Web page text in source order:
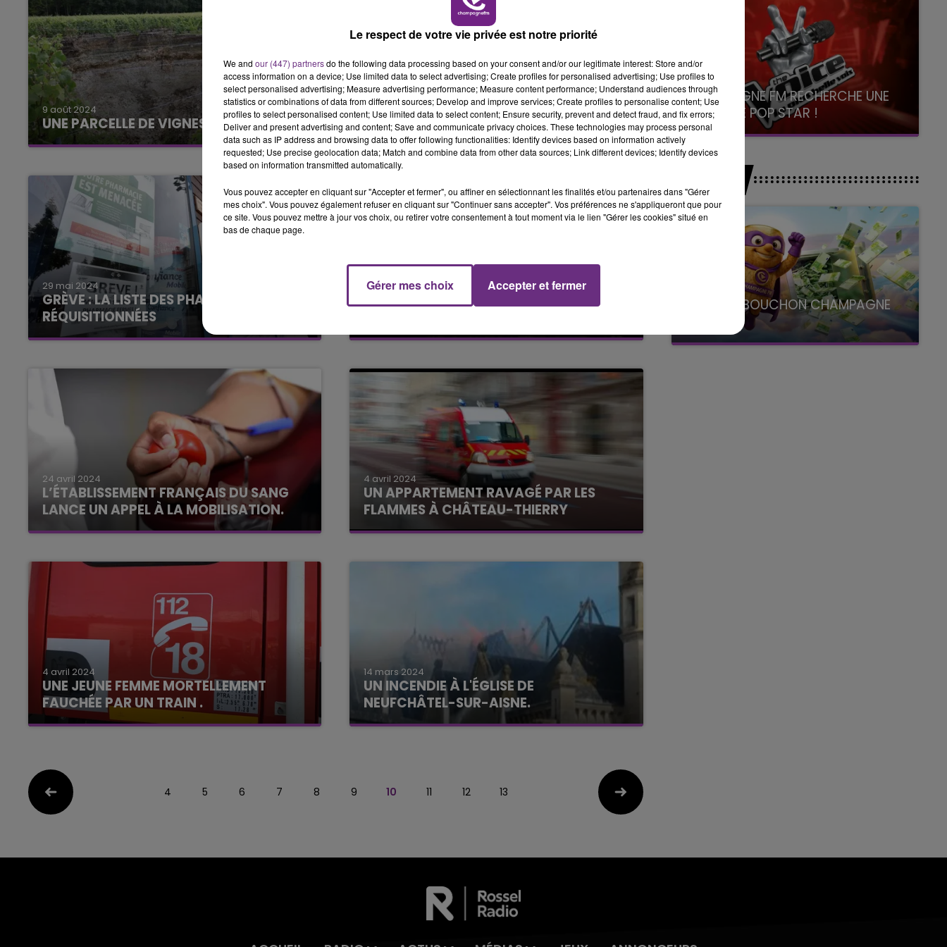
9 août 2024
UNE PARCELLE DE VIGNES S’EFFONDRE
2 juin 2024
CINQ BLESSÉS DANS UN ACCIDENT
29 mai 2024
GRÈVE : LA LISTE DES PHARMACIES
RÉQUISITIONNÉES
2 mai 2024
ORAGES : UNE FEMME EST DÉCÉDÉE DANS
24 avril 2024
L’ÉTABLISSEMENT FRANÇAIS DU SANG
LANCE UN APPEL À LA MOBILISATION.
4 avril 2024
UN APPARTEMENT RAVAGÉ PAR LES
FLAMMES À CHÂTEAU-THIERRY
4 avril 2024
UNE JEUNE FEMME MORTELLEMENT
FAUCHÉE PAR UN TRAIN .
14 mars 2024
UN INCENDIE À L'ÉGLISE DE
NEUFCHÂTEL-SUR-AISNE.
4 5 6 7 8 9 10 11 12 13
CHAMPAGNE FM RECHERCHE UNE
NOUVELLE POP STAR !
Toute la journée sur Champagne FM
JEUX
LE SUPER BOUCHON CHAMPAGNE
avec La Famille Champagne FM, à 8H10
Le respect de votre vie privée est notre priorité
We and our (447) partnersdo the following data processing based on your consent and/or our legitimate interest: Store and/or
access information on a device; Use limited data to select advertising; Create profiles for personalised advertising; Use profiles to
select personalised advertising; Measure advertising performance; Measure content performance; Understand audiences through
statistics or combinations of data from different sources; Develop and improve services; Create profiles to personalise content; Use
profiles to select personalised content; Use limited data to select content; Ensure security, prevent and detect fraud, and fix errors;
Deliver and present advertising and content; Save and communicate privacy choices. These technologies may process personal
data such as IP address and browsing data to offer following functionalities: Identify devices based on information actively
requested; Use precise geolocation data; Match and combine data from other data sources; Link different devices; Identify devices
based on information transmitted automatically.
Vous pouvez accepter en cliquant sur "Accepter et fermer", ou affiner en sélectionnant les finalités et/ou partenaires dans "Gérer
mes choix". Vous pouvez également refuser en cliquant sur "Continuer sans accepter". Vos préférences ne s'appliqueront que pour
ce site. Vous pouvez mettre à jour vos choix, ou retirer votre consentement à tout moment via le lien "Gérer les cookies" situé en
bas de chaque page.
Gérer mes choix Accepter et fermer